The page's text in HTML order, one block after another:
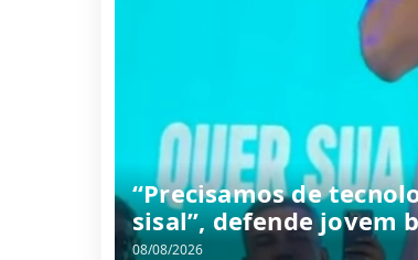
Seleção Barroquense
terceiro amistoso
08/08/2026